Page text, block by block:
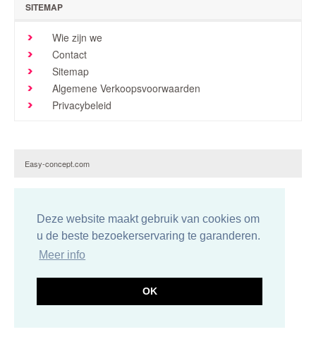
Deze website maakt gebruik van cookies om
u de beste bezoekerservaring te garanderen.
Meer info
OK
Promoties
Brochures en tarieven
Niews
Verkoopspunten
SITEMAP
Wie zijn we
Contact
Sitemap
Algemene Verkoopsvoorwaarden
Privacybeleid
Easy-concept.com